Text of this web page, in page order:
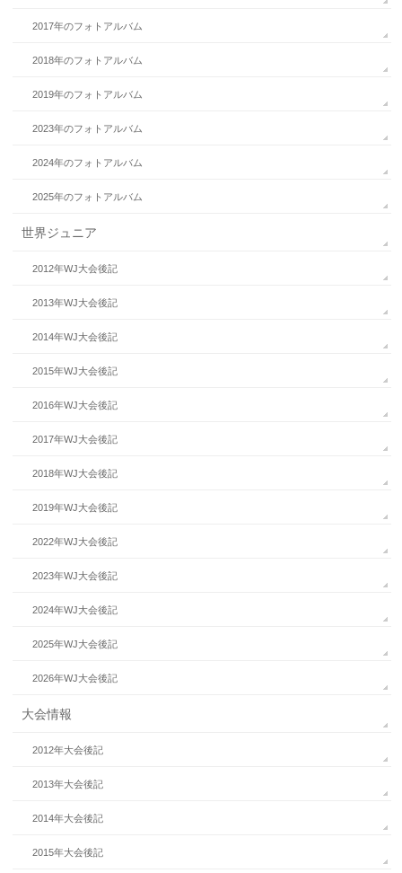
2017年のフォトアルバム
2018年のフォトアルバム
2019年のフォトアルバム
2023年のフォトアルバム
2024年のフォトアルバム
2025年のフォトアルバム
世界ジュニア
2012年WJ大会後記
2013年WJ大会後記
2014年WJ大会後記
2015年WJ大会後記
2016年WJ大会後記
2017年WJ大会後記
2018年WJ大会後記
2019年WJ大会後記
2022年WJ大会後記
2023年WJ大会後記
2024年WJ大会後記
2025年WJ大会後記
2026年WJ大会後記
大会情報
2012年大会後記
2013年大会後記
2014年大会後記
2015年大会後記